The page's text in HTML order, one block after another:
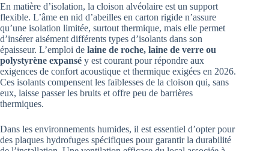
En matière d’isolation, la cloison alvéolaire est un support
flexible. L’âme en nid d’abeilles en carton rigide n’assure
qu’une isolation limitée, surtout thermique, mais elle permet
d’insérer aisément différents types d’isolants dans son
épaisseur. L’emploi de laine de roche, laine de verre ou
polystyrène expansé y est courant pour répondre aux
exigences de confort acoustique et thermique exigées en 2026.
Ces isolants compensent les faiblesses de la cloison qui, sans
eux, laisse passer les bruits et offre peu de barrières
thermiques.
Dans les environnements humides, il est essentiel d’opter pour
des plaques hydrofuges spécifiques pour garantir la durabilité